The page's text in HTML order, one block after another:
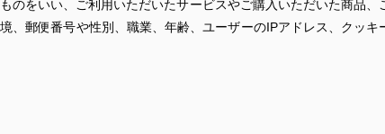
をいい、ご利用いただいたサービスやご購入いただいた商品、
郵便番号や性別、職業、年齢、ユーザーのIPアドレス、クッキ